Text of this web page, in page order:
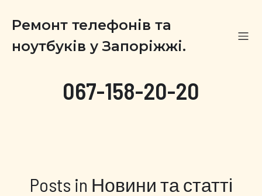
Ремонт телефонів та
ноутбуків у Запоріжжі.
067-158-20-20
Posts in Новини та статті